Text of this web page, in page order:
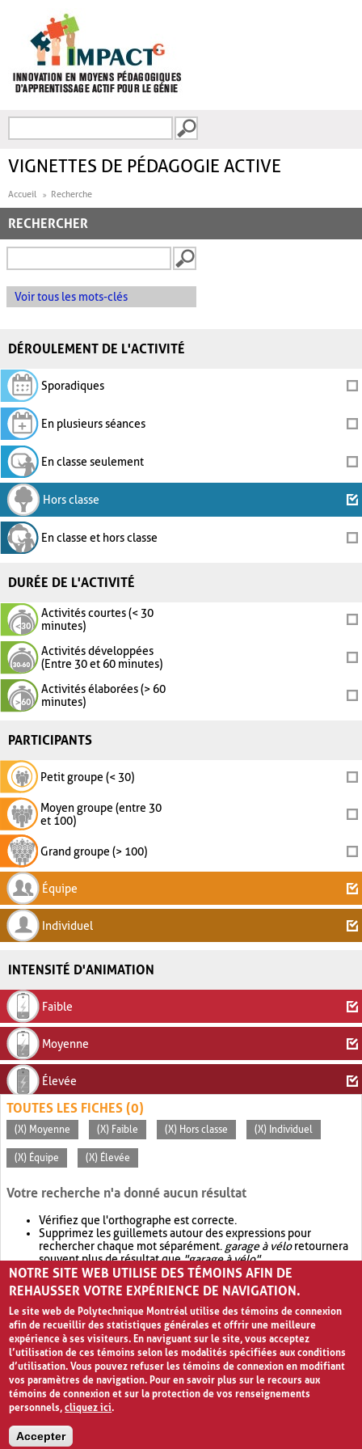
FORMULAIRE DE
VIGNETTES DE PÉDAGOGIE ACTIVE
Accueil Recherche
RECHERCHER
Voir tous les mots-clés
DÉROULEMENT DE L'ACTIVITÉ
Sporadiques
En plusieurs séances
En classe seulement
Hors classe
En classe et hors classe
DURÉE DE L'ACTIVITÉ
Activités courtes (< 30
minutes)
Activités développées
(Entre 30 et 60 minutes)
Activités élaborées (> 60
minutes)
PARTICIPANTS
Petit groupe (< 30)
Moyen groupe (entre 30
et 100)
Grand groupe (> 100)
Équipe
Individuel
INTENSITÉ D'ANIMATION
Faible
Moyenne
Élevée
TOUTES LES FICHES (0)
(X) Moyenne (X) Faible (X) Hors classe (X) Individuel
(X) Équipe (X) Élevée
Votre recherche n'a donné aucun résultat
Vérifiez que l'orthographe est correcte.
Supprimez les guillemets autour des expressions pour
rechercher chaque mot séparément. garage à véloretournera
souvent plus de résultat que"garage à vélo".
Envisagez d'élargir votre recherche avec OR.garage OR vélo
retournera souvent plus de résultat quegarage à vélo
NOTRE SITE WEB UTILISE DES TÉMOINS AFIN DE
REHAUSSER VOTRE EXPÉRIENCE DE NAVIGATION.
Le site web de Polytechnique Montréal utilise des témoins de connexion
afin de recueillir des statistiques générales et offrir une meilleure
expérience à ses visiteurs. En naviguant sur le site, vous acceptez
l’utilisation de ces témoins selon les modalités spécifiées aux conditions
d’utilisation. Vous pouvez refuser les témoins de connexion en modifiant
vos paramètres de navigation. Pour en savoir plus sur le recours aux
témoins de connexion et sur la protection de vos renseignements
personnels,cliquez ici.
Accepter